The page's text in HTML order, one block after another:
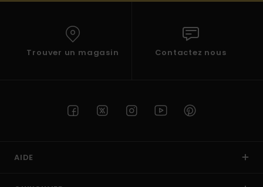
Trouver un magasin Contactez nous
AIDE